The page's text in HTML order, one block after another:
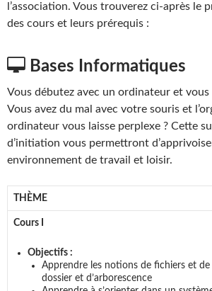
l’association. Vous trouverez ci-après le
des cours et leurs prérequis :
Bases Informatiques
Vous débutez avec un ordinateur et vous
Vous avez du mal avec votre souris et
ordinateur vous laisse perplexe ? Cette
d’initiation vous permettront
environnement de travail et loisir.
THÈME
Cours I
Objectifs :
Apprendre les notions de fichiers et de
dossier et d’arborescence